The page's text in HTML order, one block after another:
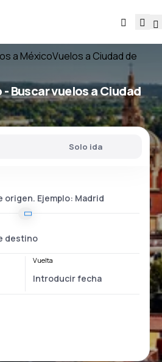
a MéxicoVuelos a Ciudad de
Buscar vuelos a Ciudad
Solo ida
Vuelta